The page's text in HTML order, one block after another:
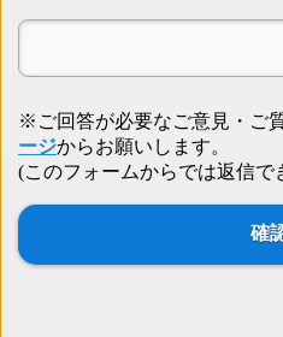
※ご回答が必要なご意見・ご
ージからお願いします。
(このフォームからでは返信で